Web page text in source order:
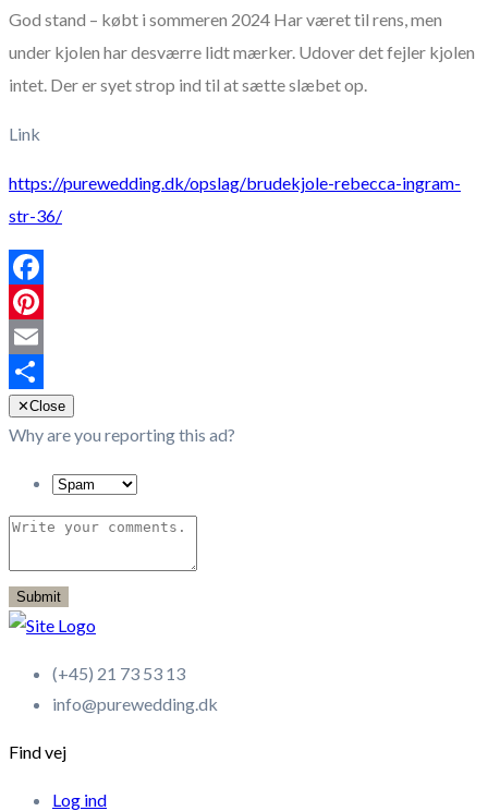
God stand – købt i sommeren 2024 Har været til rens, men
under kjolen har desværre lidt mærker. Udover det fejler kjolen
intet. Der er syet strop ind til at sætte slæbet op.
Link
https://purewedding.dk/opslag/brudekjole-rebecca-ingram-
str-36/
Facebook
Pinterest
Email
Share
✕Close
Why are you reporting this ad?
Submit
(+45) 21 73 53 13
info@purewedding.dk
Find vej
Log ind